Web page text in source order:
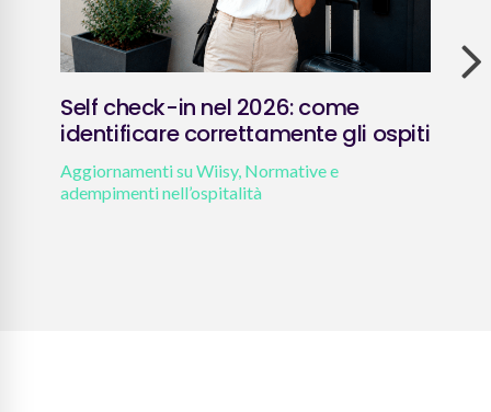
Self check-in nel 2026: come
identificare correttamente gli ospiti
Aggiornamenti su Wiisy, Normative e
adempimenti nell’ospitalità